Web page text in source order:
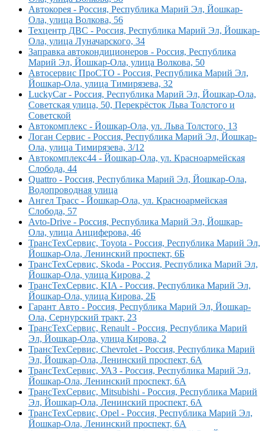
Автокорея - Россия, Республика Марий Эл, Йошкар-
Ола, улица Волкова, 56
Техцентр ДВС - Россия, Республика Марий Эл, Йошкар-
Ола, улица Луначарского, 34
Заправка автокондиционеров - Россия, Республика
Марий Эл, Йошкар-Ола, улица Волкова, 50
Автосервис ПроСТО - Россия, Республика Марий Эл,
Йошкар-Ола, улица Тимирязева, 32
LuckyCar - Россия, Республика Марий Эл, Йошкар-Ола,
Советская улица, 50, Перекрёсток Льва Толстого и
Советской
Автокомплекс - Йошкар-Ола, ул. Льва Толстого, 13
Логан Сервис - Россия, Республика Марий Эл, Йошкар-
Ола, улица Тимирязева, 3/12
Автокомплекс44 - Йошкар-Ола, ул. Красноармейская
Слобода, 44
Quattro - Россия, Республика Марий Эл, Йошкар-Ола,
Водопроводная улица
Ангел Трасс - Йошкар-Ола, ул. Красноармейская
Слобода, 57
Avto-Drive - Россия, Республика Марий Эл, Йошкар-
Ола, улица Анциферова, 46
ТрансТехСервис, Toyota - Россия, Республика Марий Эл,
Йошкар-Ола, Ленинский проспект, 6Б
ТрансТехСервис, Skoda - Россия, Республика Марий Эл,
Йошкар-Ола, улица Кирова, 2
ТрансТехСервис, KIA - Россия, Республика Марий Эл,
Йошкар-Ола, улица Кирова, 2Б
Гарант Авто - Россия, Республика Марий Эл, Йошкар-
Ола, Сернурский тракт, 23
ТрансТехСервис, Renault - Россия, Республика Марий
Эл, Йошкар-Ола, улица Кирова, 2
ТрансТехСервис, Chevrolet - Россия, Республика Марий
Эл, Йошкар-Ола, Ленинский проспект, 6А
ТрансТехСервис, УАЗ - Россия, Республика Марий Эл,
Йошкар-Ола, Ленинский проспект, 6А
ТрансТехСервис, Mitsubishi - Россия, Республика Марий
Эл, Йошкар-Ола, Ленинский проспект, 6А
ТрансТехСервис, Opel - Россия, Республика Марий Эл,
Йошкар-Ола, Ленинский проспект, 6А